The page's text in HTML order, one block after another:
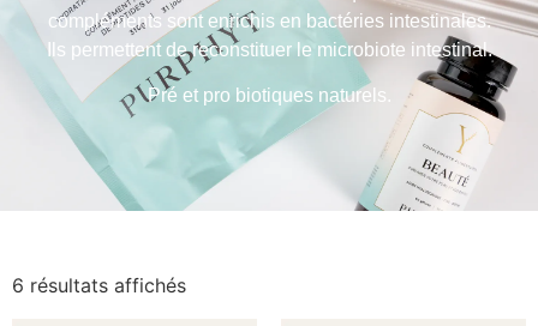
compléments sont enrichis en bactéries intestinales.
Ils permettent de reconstituer le microbiote intestinal.
Pré et pro biotiques naturels.
6 résultats affichés